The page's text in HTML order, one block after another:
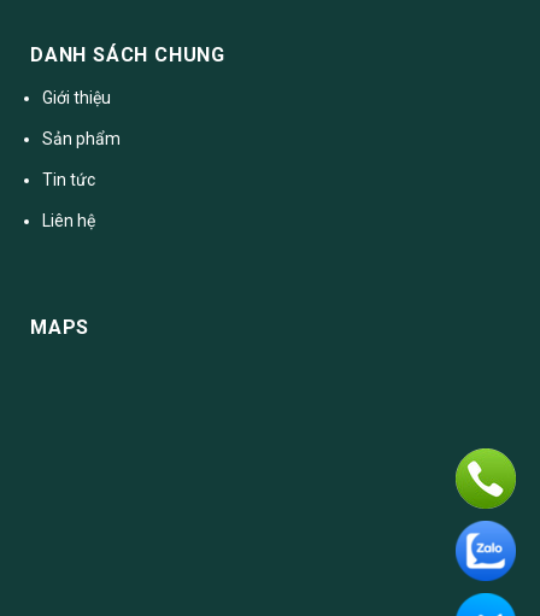
DANH SÁCH CHUNG
Giới thiệu
Sản phẩm
Tin tức
Liên hệ
MAPS